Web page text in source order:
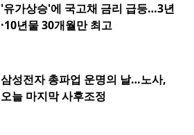
'유가상승'에 국고채 금리 급등…3년
·10년물 30개월만 최고
삼성전자 총파업 운명의 날…노사,
오늘 마지막 사후조정